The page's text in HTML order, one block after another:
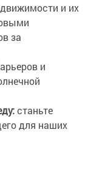
и их
за
и
станьте
для наших